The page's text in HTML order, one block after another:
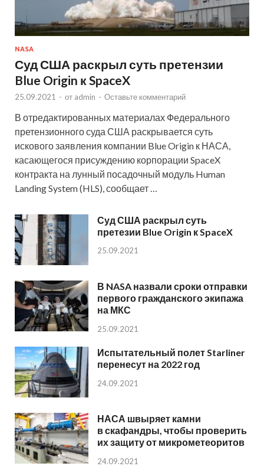
NASA
Суд США раскрыл суть претензии
Blue Origin к SpaceX
25.09.2021 - от admin - Оставьте комментарий
В отредактированных материалах Федерального
претензионного суда США раскрывается суть
искового заявления компании Blue Origin к НАСА,
касающегося присуждению корпорации SpaceX
контракта на лунный посадочный модуль Human
Landing System (HLS), сообщает …
Суд США раскрыл суть
претезии Blue Origin к SpaceX
25.09.2021
В NASA назвали сроки отправки
первого гражданского экипажа
на МКС
25.09.2021
Испытательный полет Starliner
перенесут на 2022 год
24.09.2021
НАСА швыряет камни
в скафандры, чтобы проверить
их защиту от микрометеоритов
24.09.2021